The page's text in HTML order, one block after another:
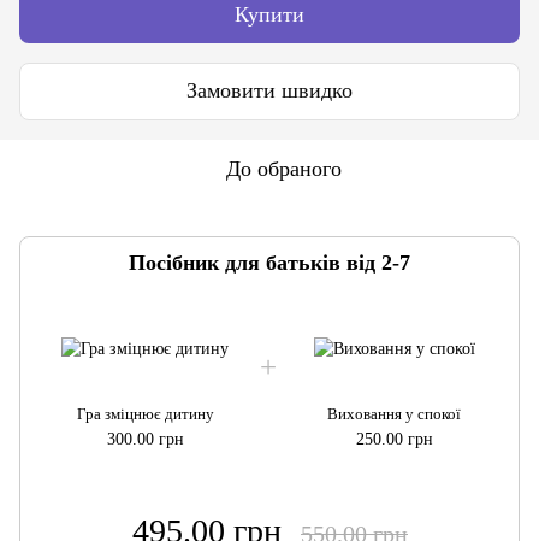
Купити
Замовити швидко
До обраного
Посібник для батьків від 2-7
Гра зміцнює дитину
300.00 грн
Виховання у спокої
250.00 грн
495.00 грн 550.00 грн